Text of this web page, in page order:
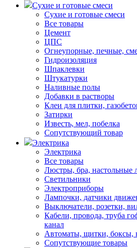
Сухие и готовые смеси
Сухие и готовые смеси
Все товары
Цемент
ЦПС
Огнеупорные, печные,
Гидроизоляция
Шпаклевки
Штукатурки
Наливные полы
Добавки в растворы
Клеи для плитки,
Затирки
Известь, мел, побелка
Сопутствующий товар
Электрика
Электрика
Все товары
Люстры, бра, настольные
Светильники
Электроприборы
Лампочки, датчики
Выключатели, розетки,
Кабели, провода, труба
канал
Автоматы, щитки, боксы,
Сопутствующие товары